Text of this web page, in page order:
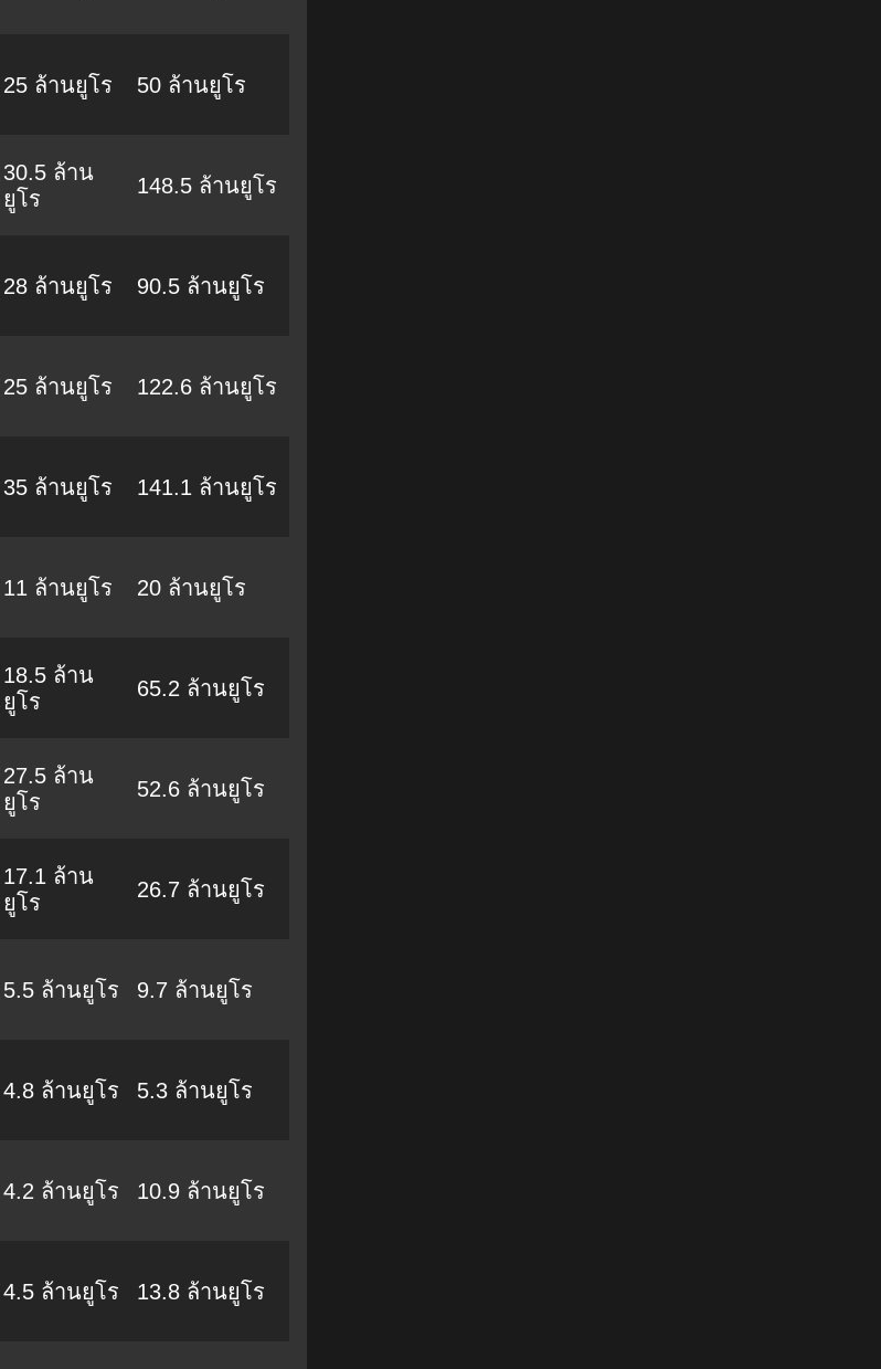
25 ล้านยูโร 50 ล้านยูโร
30.5 ล้าน
ยูโร
148.5 ล้านยูโร
28 ล้านยูโร 90.5 ล้านยูโร
25 ล้านยูโร 122.6 ล้านยูโร
35 ล้านยูโร 141.1 ล้านยูโร
11 ล้านยูโร 20 ล้านยูโร
18.5 ล้าน
ยูโร
65.2 ล้านยูโร
27.5 ล้าน
ยูโร
52.6 ล้านยูโร
17.1 ล้าน
ยูโร
26.7 ล้านยูโร
5.5 ล้านยูโร 9.7 ล้านยูโร
4.8 ล้านยูโร 5.3 ล้านยูโร
4.2 ล้านยูโร 10.9 ล้านยูโร
4.5 ล้านยูโร 13.8 ล้านยูโร